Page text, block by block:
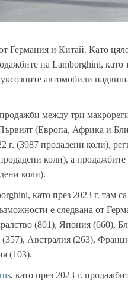
Германия и Китай. Като
на Lamborghini, като
автомобили
между три
(Европа, Африка и
г. (3987 продадени коли),
коли), а продажбите
коли).
, като през 2023 г. там са
е следвана от
(801), Япония (660),
Австралия (263),
(103).
, като през 2023 г.
младежта във
Чужденец,
Варна
Спипаха 75-
дядо с 53
кокаин
в ниска
орбита